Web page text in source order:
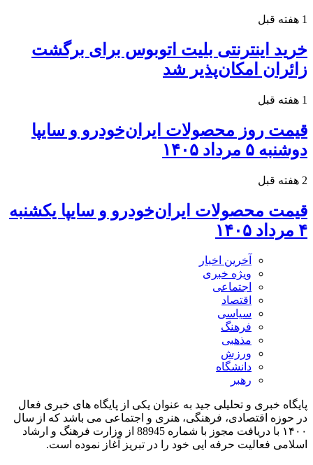
1 هفته قبل
خرید اینترنتی بلیت اتوبوس برای برگشت
زائران امکان‌پذیر شد
1 هفته قبل
قیمت روز محصولات ایران‌خودرو و سایپا
دوشنبه ۵ مرداد ۱۴۰۵
2 هفته قبل
قیمت محصولات ایران‌خودرو و سایپا یکشنبه
۴ مرداد ۱۴۰۵
آخرین اخبار
ویژه خبری
اجتماعی
اقتصاد
سیاسی
فرهنگ
مذهبی
ورزش
دانشگاه
رهبر
پایگاه خبری و تحلیلی جید به عنوان یکی از پایگاه های خبری فعال
در حوزه اقتصادی، فرهنگی، هنری و اجتماعی می باشد که از سال
۱۴۰۰ با دریافت مجوز با شماره 88945 از وزارت فرهنگ و ارشاد
اسلامی فعالیت حرفه ایی خود را در تبریز آغاز نموده است.